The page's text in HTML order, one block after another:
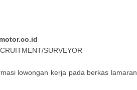
SURVEYOR
lowongan kerja pada berkas lamaran